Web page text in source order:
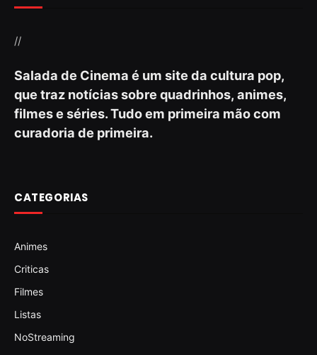
//
Salada de Cinema é um site da cultura pop,
que traz notícias sobre quadrinhos, animes,
filmes e séries. Tudo em primeira mão com
curadoria de primeira.
CATEGORIAS
Animes
Criticas
Filmes
Listas
NoStreaming